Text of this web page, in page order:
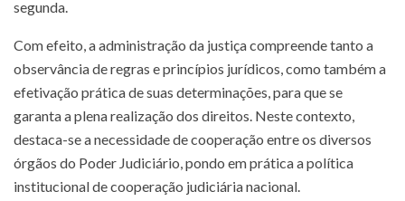
segunda.
Com efeito, a administração da justiça compreende tanto a
observância de regras e princípios jurídicos, como também a
efetivação prática de suas determinações, para que se
garanta a plena realização dos direitos. Neste contexto,
destaca-se a necessidade de cooperação entre os diversos
órgãos do Poder Judiciário, pondo em prática a política
institucional de cooperação judiciária nacional.